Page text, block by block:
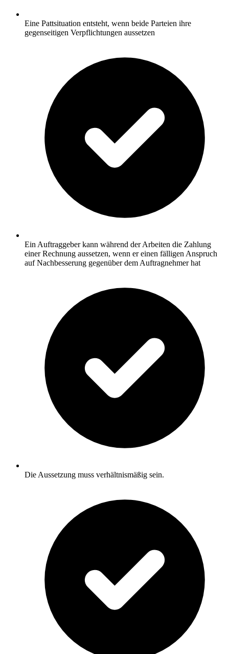
Eine Pattsituation entsteht, wenn beide Parteien ihre
gegenseitigen Verpflichtungen aussetzen
Ein Auftraggeber kann während der Arbeiten die Zahlung
einer Rechnung aussetzen, wenn er einen fälligen Anspruch
auf Nachbesserung gegenüber dem Auftragnehmer hat
Die Aussetzung muss verhältnismäßig sein.